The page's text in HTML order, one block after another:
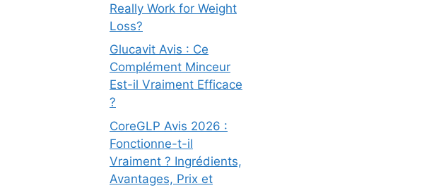
Really Work for Weight
Loss?
Glucavit Avis : Ce
Complément Minceur
Est-il Vraiment Efficace
?
CoreGLP Avis 2026 :
Fonctionne-t-il
Vraiment ? Ingrédients,
Avantages, Prix et